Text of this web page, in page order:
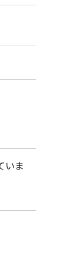
いま